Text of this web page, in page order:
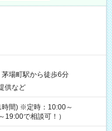
茅場町駅から徒歩6分
供など
間) ※定時：10:00～
で相談可！）